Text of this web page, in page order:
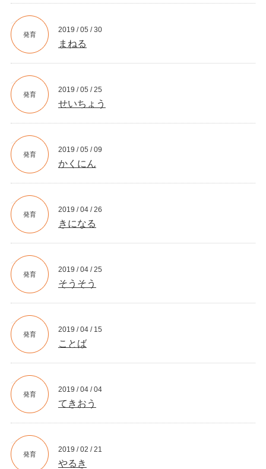
発育
2019 / 05 / 30
まねる
発育
2019 / 05 / 25
せいちょう
発育
2019 / 05 / 09
かくにん
発育
2019 / 04 / 26
きになる
発育
2019 / 04 / 25
そうそう
発育
2019 / 04 / 15
ことば
発育
2019 / 04 / 04
てきおう
発育
2019 / 02 / 21
やるき